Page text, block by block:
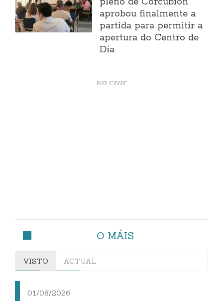
aprobou finalmente a
partida para permitir a
apertura do Centro de
Día
O MÁIS
VISTO ACTUAL
01/08/2026